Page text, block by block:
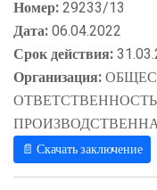
Номер:29233/13
Дата:06.04.2022
Срок действия:
Организация:
📄 Скачать заключение